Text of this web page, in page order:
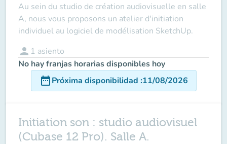
Au sein du studio de création audiovisuelle en salle
A, nous vous proposons un atelier d'initiation
individuel au logiciel de modélisation SketchUp.
person 1 asiento
No hay franjas horarias disponibles hoy
date_rangePróxima disponibilidad :11/08/2026
Initiation son : studio audiovisuel
(Cubase 12 Pro). Salle A.